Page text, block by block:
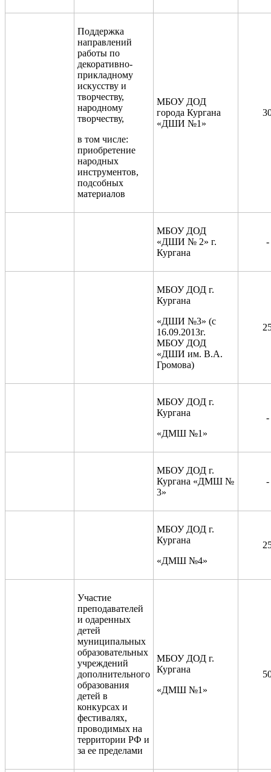
Поддержка
направлений
работы по
декоративно-
прикладному
искусству и
творчеству,
народному
творчеству,
в том числе:
приобретение
народных
инструментов,
подсобных
материалов
МБОУ ДОД
города Кургана
«ДШИ №1»
МБОУ ДОД
«ДШИ № 2» г.
Кургана
-
МБОУ ДОД г.
Кургана
«ДШИ №3» (с
16.09.2013г.
МБОУ ДОД
«ДШИ им. В.А.
Громова)
МБОУ ДОД г.
Кургана
«ДМШ №1»
-
МБОУ ДОД г.
Кургана «ДМШ №
3»
-
МБОУ ДОД г.
Кургана
«ДМШ №4»
Участие
преподавателей
и одаренных
детей
муниципальных
образовательных
учреждений
дополнительного
образования
детей в
конкурсах и
фестивалях,
проводимых на
территории РФ и
за ее пределами
МБОУ ДОД г.
Кургана
«ДМШ №1»